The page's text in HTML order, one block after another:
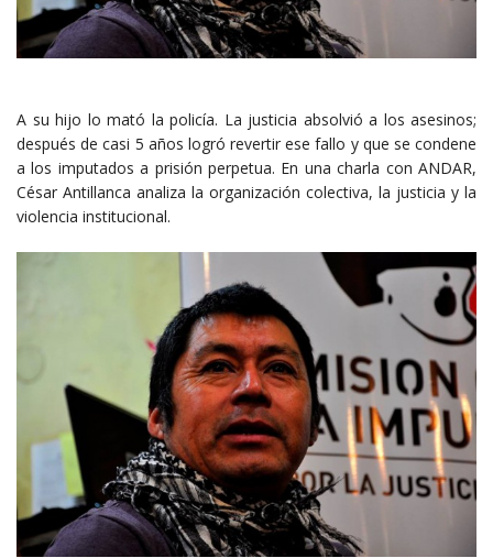
A su hijo lo mató la policía. La justicia absolvió a los asesinos;
después de casi 5 años logró revertir ese fallo y que se condene
a los imputados a prisión perpetua. En una charla con ANDAR,
César Antillanca analiza la organización colectiva, la justicia y la
violencia institucional.